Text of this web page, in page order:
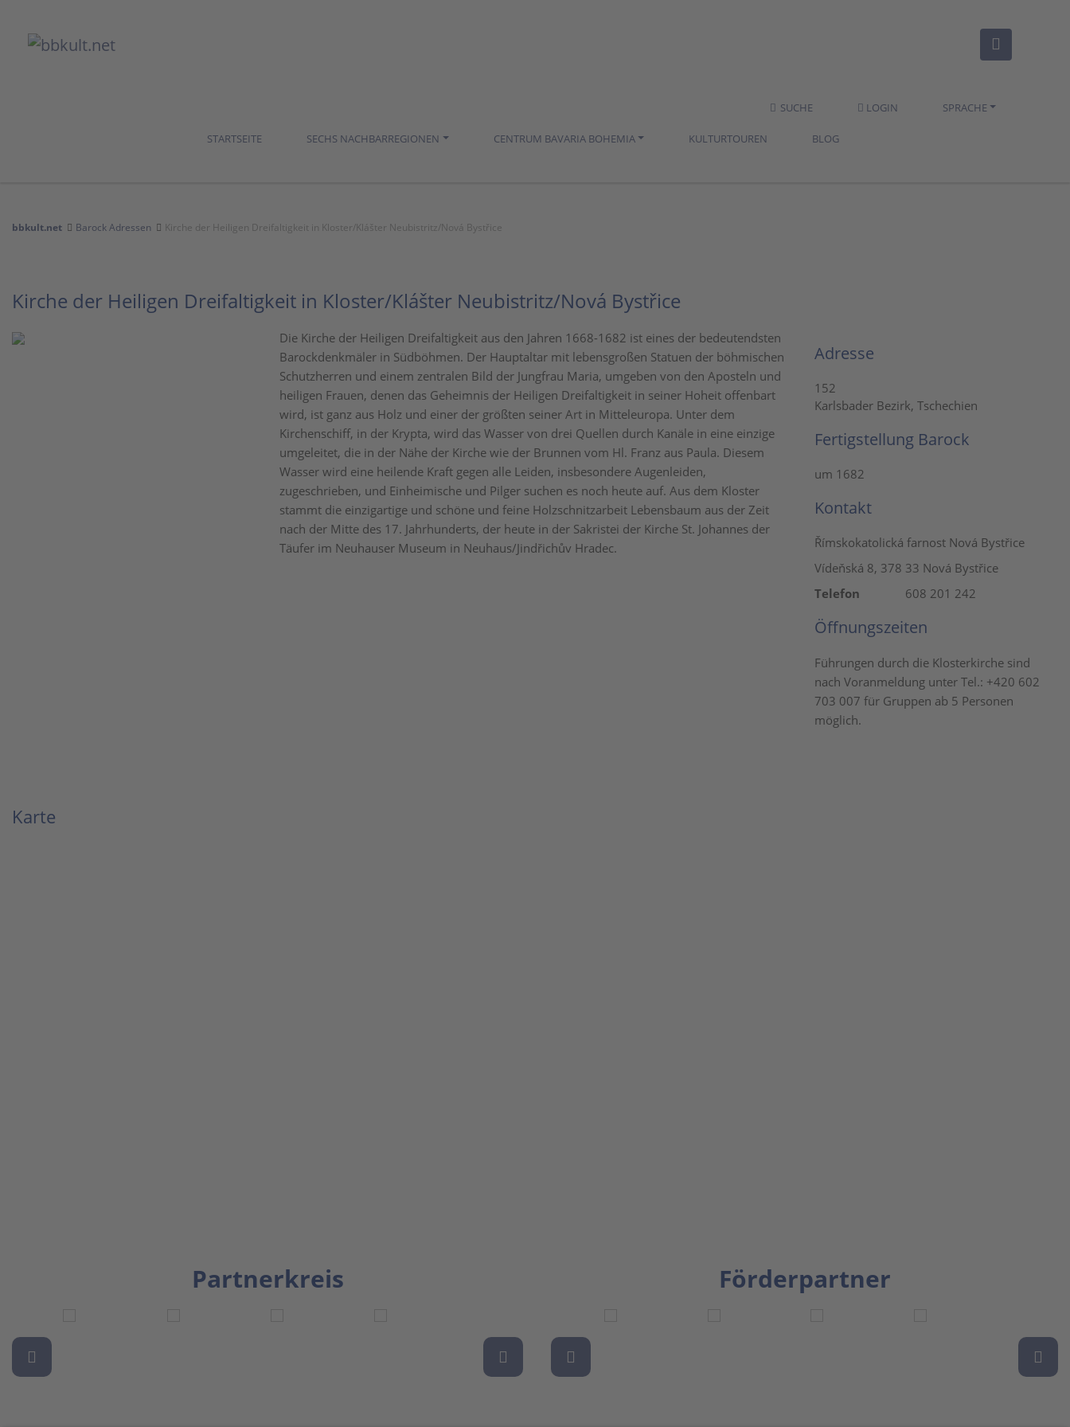
SUCHE LOGIN SPRACHE
STARTSEITE SECHS NACHBARREGIONEN CENTRUM BAVARIA BOHEMIA KULTURTOUREN BLOG
bbkult.net Barock Adressen Kirche der Heiligen Dreifaltigkeit in Kloster/Klášter Neubistritz/Nová Bystřice
Kirche der Heiligen Dreifaltigkeit in Kloster/Klášter Neubistritz/Nová Bystřice
Die Kirche der Heiligen Dreifaltigkeit aus den Jahren 1668-1682 ist eines der bedeutendsten
Barockdenkmäler in Südböhmen. Der Hauptaltar mit lebensgroßen Statuen der böhmischen
Schutzherren und einem zentralen Bild der Jungfrau Maria, umgeben von den Aposteln und
heiligen Frauen, denen das Geheimnis der Heiligen Dreifaltigkeit in seiner Hoheit offenbart
wird, ist ganz aus Holz und einer der größten seiner Art in Mitteleuropa. Unter dem
Kirchenschiff, in der Krypta, wird das Wasser von drei Quellen durch Kanäle in eine einzige
umgeleitet, die in der Nähe der Kirche wie der Brunnen vom Hl. Franz aus Paula. Diesem
Wasser wird eine heilende Kraft gegen alle Leiden, insbesondere Augenleiden,
zugeschrieben, und Einheimische und Pilger suchen es noch heute auf. Aus dem Kloster
stammt die einzigartige und schöne und feine Holzschnitzarbeit Lebensbaum aus der Zeit
nach der Mitte des 17. Jahrhunderts, der heute in der Sakristei der Kirche St. Johannes der
Täufer im Neuhauser Museum in Neuhaus/Jindřichův Hradec.
Adresse
152
Karlsbader Bezirk, Tschechien
Fertigstellung Barock
um 1682
Kontakt
Římskokatolická farnost Nová Bystřice
Vídeňská 8, 378 33 Nová Bystřice
Telefon
608 201 242
Öffnungszeiten
Führungen durch die Klosterkirche sind
nach Voranmeldung unter Tel.: +420 602
703 007 für Gruppen ab 5 Personen
möglich.
Karte
Partnerkreis Förderpartner